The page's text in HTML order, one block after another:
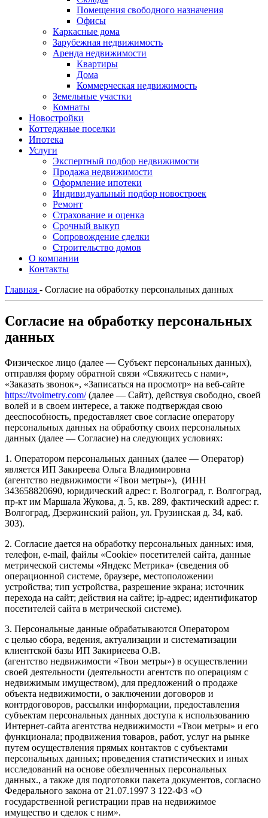
Помещения свободного назначения
Офисы
Каркасные дома
Зарубежная недвижимость
Аренда недвижимости
Квартиры
Дома
Коммерческая недвижимость
Земельные участки
Комнаты
Новостройки
Коттеджные поселки
Ипотека
Услуги
Экспертный подбор недвижимости
Продажа недвижимости
Оформление ипотеки
Индивидуальный подбор новостроек
Ремонт
Страхование и оценка
Срочный выкуп
Сопровождение сделки
Строительство домов
О компании
Контакты
Главная - Согласие на обработку персональных данных
Согласие на обработку персональных
данных
Физическое лицо (далее — Субъект персональных данных),
отправляя форму обратной связи «Свяжитесь с нами»,
«Заказать звонок», «Записаться на просмотр» на веб-сайте
https://tvoimetry.com/(далее — Сайт), действуя свободно, своей
волей и в своем интересе, а также подтверждая свою
дееспособность, предоставляет свое согласие оператору
персональных данных на обработку своих персональных
данных (далее — Согласие) на следующих условиях:
1. Оператором персональных данных (далее — Оператор)
является ИП Закиреева Ольга Владимировна
(агентство недвижимости «Твои метры»), (ИНН
343658820690, юридический адрес: г. Волгоград, г. Волгоград,
пр-кт им Маршала Жукова, д. 5, кв. 289, фактический адрес: г.
Волгоград, Дзержинский район, ул. Грузинская д. 34, каб.
303).
2. Согласие дается на обработку персональных данных: имя,
телефон, e-mail, файлы «Cookie» посетителей сайта, данные
метрической системы «Яндекс Метрика» (сведения об
операционной системе, браузере, местоположении
устройства; тип устройства, разрешение экрана; источник
перехода на сайт; действия на сайте; ip-адрес; идентификатор
посетителей сайта в метрической системе).
3. Персональные данные обрабатываются Оператором
с целью сбора, ведения, актуализации и систематизации
клиентской базы ИП Закириеева О.В.
(агентство недвижимости «Твои метры») в осуществлении
своей деятельности (деятельности агентств по операциям с
недвижимым имуществом), для предложений о продаже
объекта недвижимости, о заключении договоров и
контрдоговоров, рассылки информации, предоставления
субъектам персональных данных доступа к использованию
Интернет-сайта агентства недвижимости «Твои метры» и его
функционала; продвижения товаров, работ, услуг на рынке
путем осуществления прямых контактов с субъектами
персональных данных; проведения статистических и иных
исследований на основе обезличенных персональных
данных., а также для подготовки пакета документов, согласно
Федерального закона от 21.07.1997 3 122-ФЗ «О
государственной регистрации прав на недвижимое
имущество и сделок с ним».